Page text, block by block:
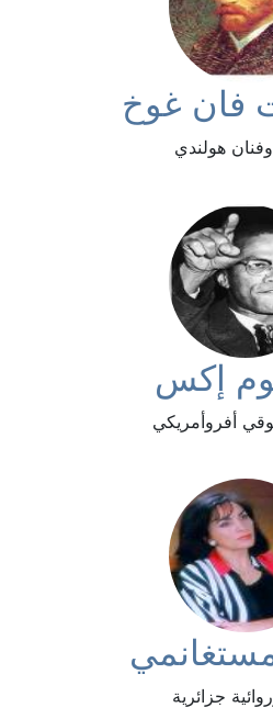
فان غوخ
هولندي
إكس
أفروأمريكي
جزائرية